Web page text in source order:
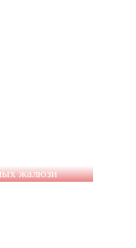
жалюзи